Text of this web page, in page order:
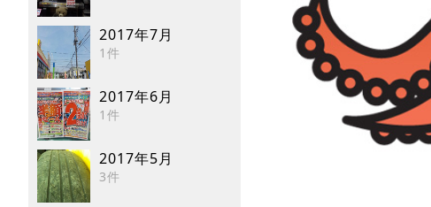
2017年7月
1件
2017年6月
1件
2017年5月
3件